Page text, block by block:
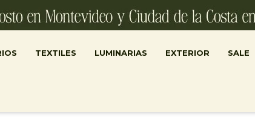
TEXTILES LUMINARIAS EXTERIOR SALE